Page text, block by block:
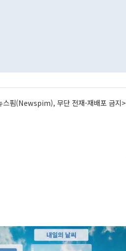
스핌(Newspim), 무단 전재-재배포 금지>